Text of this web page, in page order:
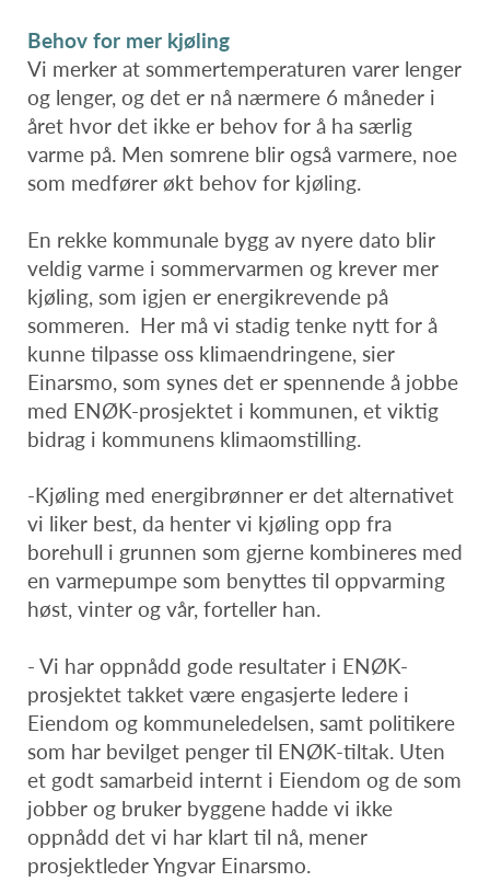
Behov for mer kjøling
Vi merker at sommertemperaturen varer lenger
og lenger, og det er nå nærmere 6 måneder i
året hvor det ikke er behov for å ha særlig
varme på. Men somrene blir også varmere, noe
som medfører økt behov for kjøling.
En rekke kommunale bygg av nyere dato blir
veldig varme i sommervarmen og krever mer
kjøling, som igjen er energikrevende på
sommeren. Her må vi stadig tenke nytt for å
kunne tilpasse oss klimaendringene, sier
Einarsmo, som synes det er spennende å jobbe
med ENØK-prosjektet i kommunen, et viktig
bidrag i kommunens klimaomstilling.
-Kjøling med energibrønner er det alternativet
vi liker best, da henter vi kjøling opp fra
borehull i grunnen som gjerne kombineres med
en varmepumpe som benyttes til oppvarming
høst, vinter og vår, forteller han.
- Vi har oppnådd gode resultater i ENØK-
prosjektet takket være engasjerte ledere i
Eiendom og kommuneledelsen, samt politikere
som har bevilget penger til ENØK-tiltak. Uten
et godt samarbeid internt i Eiendom og de som
jobber og bruker byggene hadde vi ikke
oppnådd det vi har klart til nå, mener
prosjektleder Yngvar Einarsmo.